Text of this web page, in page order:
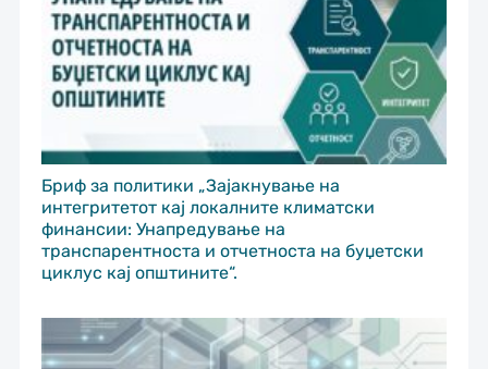
Бриф за политики „Зајакнување на
интегритетот кај локалните климатски
финансии: Унапредување на
транспарентноста и отчетноста на буџетски
циклус кај општините“.